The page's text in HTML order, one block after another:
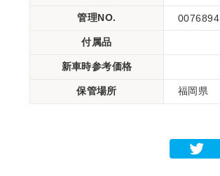
管理NO. 0076894
付属品
新車時参考価格
保管場所 福岡県